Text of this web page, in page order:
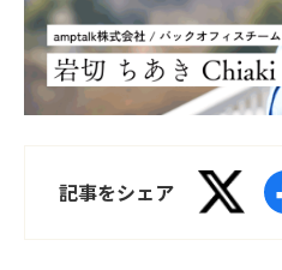
記事をシェア